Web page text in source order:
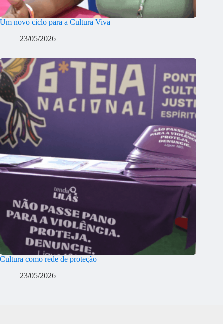
Um novo ciclo para a Cultura Viva
23/05/2026
Cultura como rede de proteção
23/05/2026